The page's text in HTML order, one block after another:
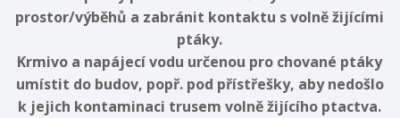
prostor/výběhů a zabránit kontaktu s volně žijícími
ptáky.
Krmivo a napájecí vodu určenou pro chované ptáky
umístit do budov, popř. pod přístřešky, aby nedošlo
k jejich kontaminaci trusem volně žijícího ptactva.